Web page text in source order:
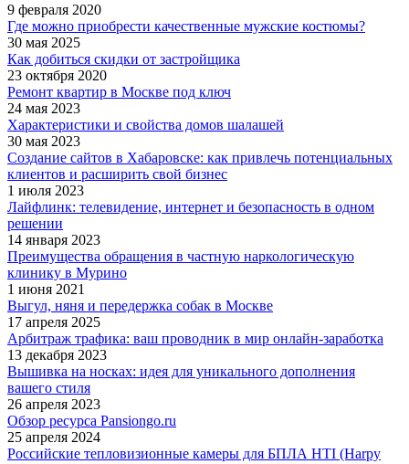
9 февраля 2020
Где можно приобрести качественные мужские костюмы?
30 мая 2025
Как добиться скидки от застройщика
23 октября 2020
Ремонт квартир в Москве под ключ
24 мая 2023
Характеристики и свойства домов шалашей
30 мая 2023
Создание сайтов в Хабаровске: как привлечь потенциальных
клиентов и расширить свой бизнес
1 июля 2023
Лайфлинк: телевидение, интернет и безопасность в одном
решении
14 января 2023
Преимущества обращения в частную наркологическую
клинику в Мурино
1 июня 2021
Выгул, няня и передержка собак в Москве
17 апреля 2025
Арбитраж трафика: ваш проводник в мир онлайн-заработка
13 декабря 2023
Вышивка на носках: идея для уникального дополнения
вашего стиля
26 апреля 2023
Обзор ресурса Pansiongo.ru
25 апреля 2024
Российские тепловизионные камеры для БПЛА HTI (Harpy